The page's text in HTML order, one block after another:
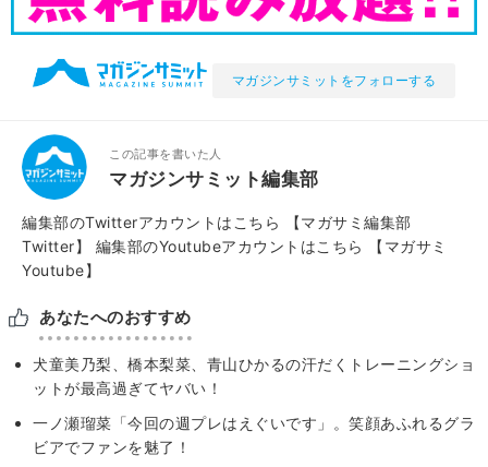
マガジンサミットをフォローする
この記事を書いた人
マガジンサミット編集部
編集部のTwitterアカウントはこちら
【マガサミ編集部
Twitter】
編集部のYoutubeアカウントはこちら
【マガサミ
Youtube】
あなたへのおすすめ
犬童美乃梨、橋本梨菜、青山ひかるの汗だくトレーニングショ
ットが最高過ぎてヤバい！
一ノ瀬瑠菜「今回の週プレはえぐいです」。笑顔あふれるグラ
ビアでファンを魅了！